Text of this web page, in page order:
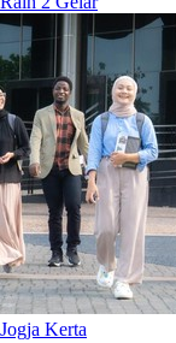
Jogja Kerta